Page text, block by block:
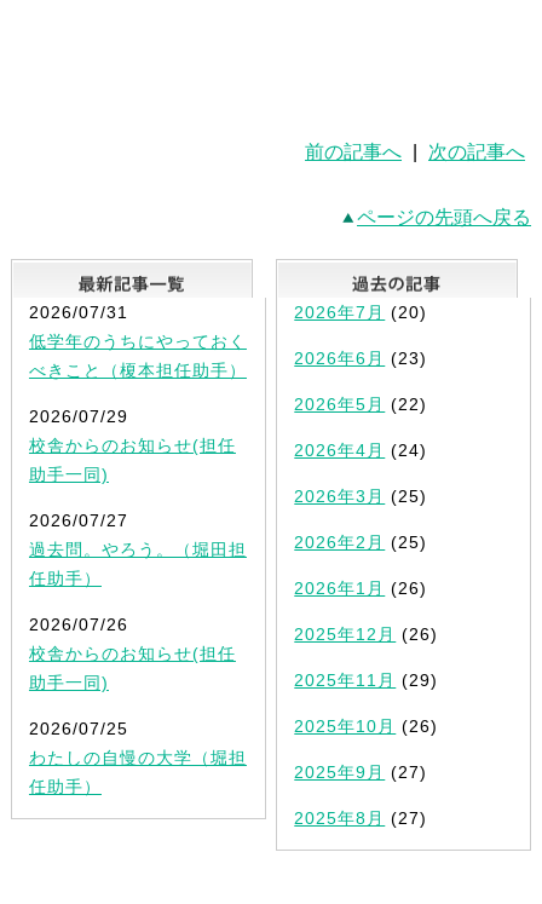
前の記事へ 次の記事へ
ページの先頭へ戻る
最新記事一覧
2026/07/31
低学年のうちにやっておく
べきこと（榎本担任助手）
2026/07/29
校舎からのお知らせ(担任
助手一同)
2026/07/27
過去問。やろう。（堀田担
任助手）
2026/07/26
校舎からのお知らせ(担任
助手一同)
2026/07/25
わたしの自慢の大学（堀担
任助手）
2026年7月 (20)
2026年6月 (23)
2026年5月 (22)
2026年4月 (24)
2026年3月 (25)
2026年2月 (25)
2026年1月 (26)
2025年12月 (26)
2025年11月 (29)
2025年10月 (26)
2025年9月 (27)
2025年8月 (27)